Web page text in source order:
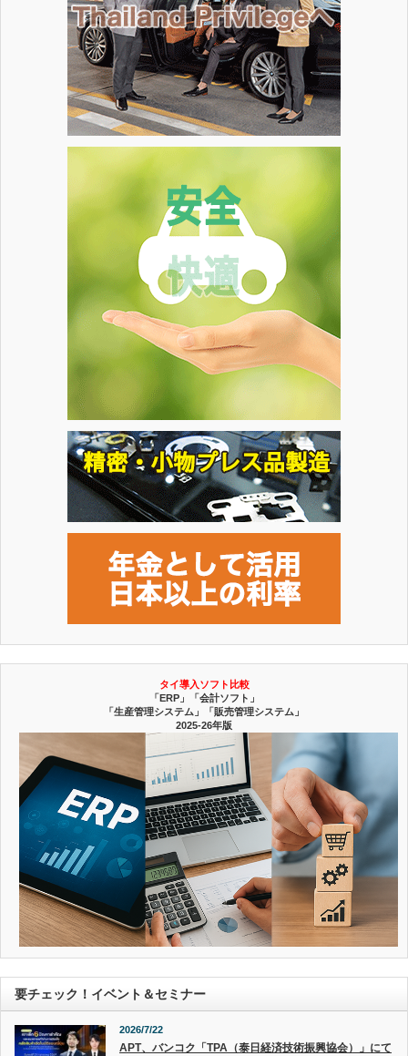
タイ導入ソフト比較
「ERP」「会計ソフト」
「生産管理システム」「販売管理システム」
2025-26年版
要チェック！イベント＆セミナー
2026/7/22
APT、バンコク「TPA（泰日経済技術振興協会）」にて